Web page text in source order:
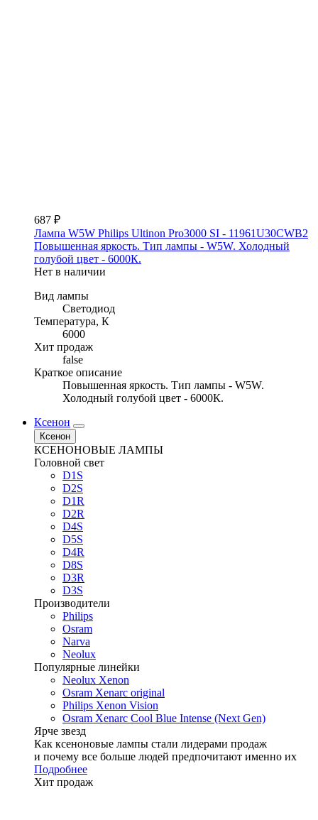
687 ₽
Лампа W5W Philips Ultinon Pro3000 SI - 11961U30CWB2
Повышенная яркость. Тип лампы - W5W. Холодный
голубой цвет - 6000К.
Нет в наличии
Вид лампы
Светодиод
Температура, К
6000
Хит продаж
false
Краткое описание
Повышенная яркость. Тип лампы - W5W.
Холодный голубой цвет - 6000К.
Ксенон
Ксенон
КСЕНОНОВЫЕ ЛАМПЫ
Головной свет
D1S
D2S
D1R
D2R
D4S
D5S
D4R
D8S
D3R
D3S
Производители
Philips
Osram
Narva
Neolux
Популярные линейки
Neolux Xenon
Osram Xenarc original
Philips Xenon Vision
Osram Xenarc Cool Blue Intense (Next Gen)
Ярче звезд
Как ксеноновые лампы стали лидерами продаж
и почему все больше людей предпочитают именно их
Подробнее
Хит продаж